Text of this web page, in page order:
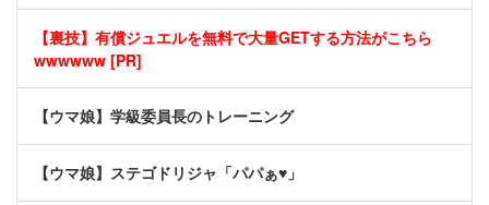
【裏技】有償ジュエルを無料で大量GETする方法がこちら
wwwwww [PR]
【ウマ娘】学級委員長のトレーニング
【ウマ娘】ステゴドリジャ「パパぁ♥」